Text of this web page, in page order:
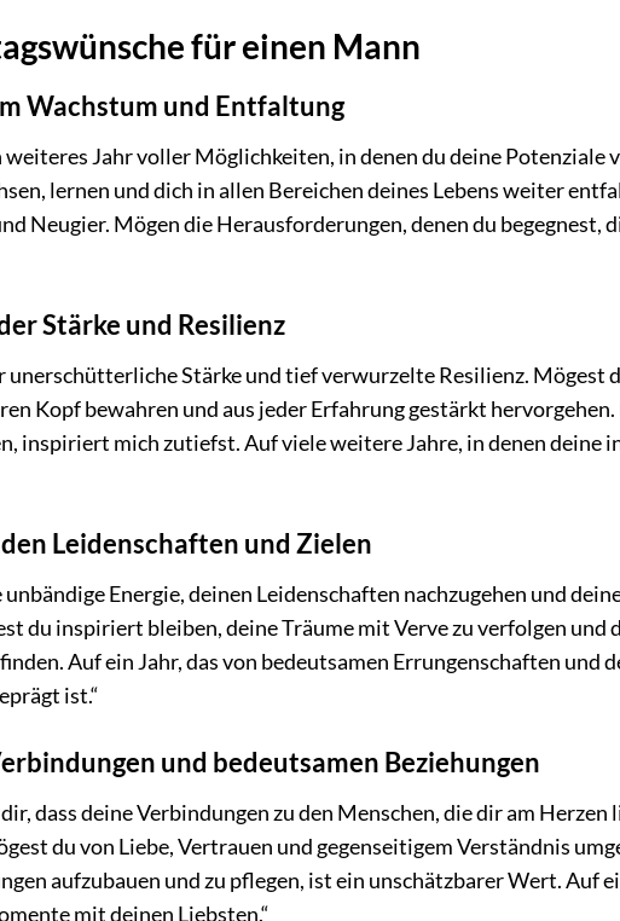
für einen Mann
Wachstum und Entfaltung
Jahr voller Möglichkeiten, in denen du deine Potenziale
lernen und dich in allen Bereichen deines Lebens weiter
Neugier. Mögen die Herausforderungen, denen du begegnest,
Stärke und Resilienz
unerschütterliche Stärke und tief verwurzelte Resilienz. Mögest
Kopf bewahren und aus jeder Erfahrung gestärkt
inspiriert mich zutiefst. Auf viele weitere Jahre, in denen deine
Leidenschaften und Zielen
Energie, deinen Leidenschaften nachzugehen und
du inspiriert bleiben, deine Träume mit Verve zu verfolgen und
Auf ein Jahr, das von bedeutsamen Errungenschaften und
ist.“
und bedeutsamen Beziehungen
dass deine Verbindungen zu den Menschen, die dir am Herzen
du von Liebe, Vertrauen und gegenseitigem Verständnis
aufzubauen und zu pflegen, ist ein unschätzbarer Wert. Auf
mit deinen Liebsten.“